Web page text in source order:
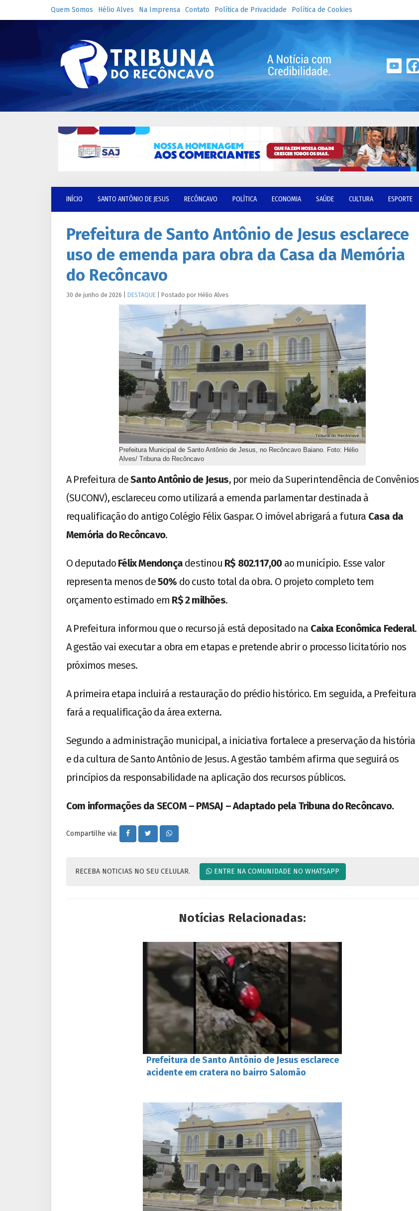
Quem Somos Hélio Alves Na Imprensa Contato Política de Privacidade Política de Cookies
INÍCIO SANTO ANTÔNIO DE JESUS RECÔNCAVO POLÍTICA ECONOMIA SAÚDE CULTURA ESPORTE
Prefeitura de Santo Antônio de Jesus esclarece
uso de emenda para obra da Casa da Memória
do Recôncavo
30 de junho de 2026 DESTAQUE Postado por Hélio Alves
Prefeitura Municipal de Santo Antônio de Jesus, no Recôncavo Baiano. Foto: Hélio
Alves/ Tribuna do Recôncavo
A Prefeitura deSanto Antônio de Jesus, por meio da Superintendência de Convênios
(SUCONV), esclareceu como utilizará a emenda parlamentar destinada à
requalificação do antigo Colégio Félix Gaspar. O imóvel abrigará a futura Casa da
Memória do Recôncavo.
O deputado Félix Mendonça destinou R$ 802.117,00ao município. Esse valor
representa menos de50% do custo total da obra. O projeto completo tem
orçamento estimado em R$ 2 milhões.
A Prefeitura informou que o recurso já está depositado na Caixa Econômica Federal.
A gestão vai executar a obra em etapas e pretende abrir o processo licitatório nos
próximos meses.
A primeira etapa incluirá a restauração do prédio histórico. Em seguida, a Prefeitura
fará a requalificação da área externa.
Segundo a administração municipal, a iniciativa fortalece a preservação da história
e da cultura de Santo Antônio de Jesus. A gestão também afirma que seguirá os
princípios da responsabilidade na aplicação dos recursos públicos.
Com informações da SECOM – PMSAJ – Adaptado pela Tribuna do Recôncavo.
Compartilhe via:
RECEBA NOTICIAS NO SEU CELULAR. ENTRE NA COMUNIDADE NO WHATSAPP
Notícias Relacionadas:
Prefeitura de Santo Antônio de Jesus esclarece
acidente em cratera no bairro Salomão